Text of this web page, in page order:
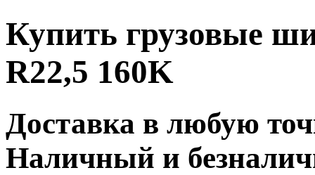
Купить грузовые
R22,5 160K
Доставка в любую
Наличный и